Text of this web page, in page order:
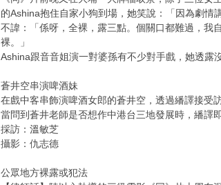
的Ashina抱住自家小狗到場，她笑說：「因為劇
不諱：「係呀，全裸，露三點。個關口都難過，我
裸。」
Ashina跟音音姐演一對婆孫有不少對手戲，她透
蒼井空串演啤酒妹
在戲中客串飾演啤酒女郎的蒼井空，透過繙譯接受
當問到蒼井老師是否想作中港台三地發展時，繙譯
採訪：溫敏芝
攝影：仇志德
公眾地方裸露或犯法